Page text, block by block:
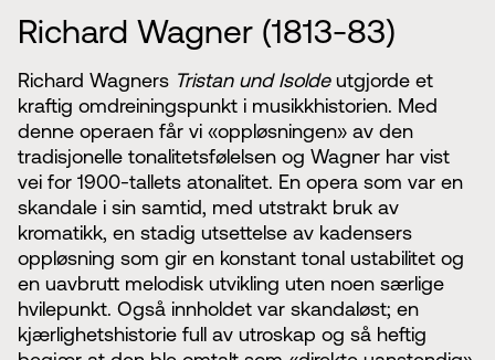
Richard Wagner (1813-83)
Richard Wagners Tristan und Isoldeutgjorde et
kraftig omdreiningspunkt i musikkhistorien. Med
denne operaen får vi «oppløsningen» av den
tradisjonelle tonalitetsfølelsen og Wagner har vist
vei for 1900-tallets atonalitet. En opera som var en
skandale i sin samtid, med utstrakt bruk av
kromatikk, en stadig utsettelse av kadensers
oppløsning som gir en konstant tonal ustabilitet og
en uavbrutt melodisk utvikling uten noen særlige
hvilepunkt. Også innholdet var skandaløst; en
kjærlighetshistorie full av utroskap og så heftig